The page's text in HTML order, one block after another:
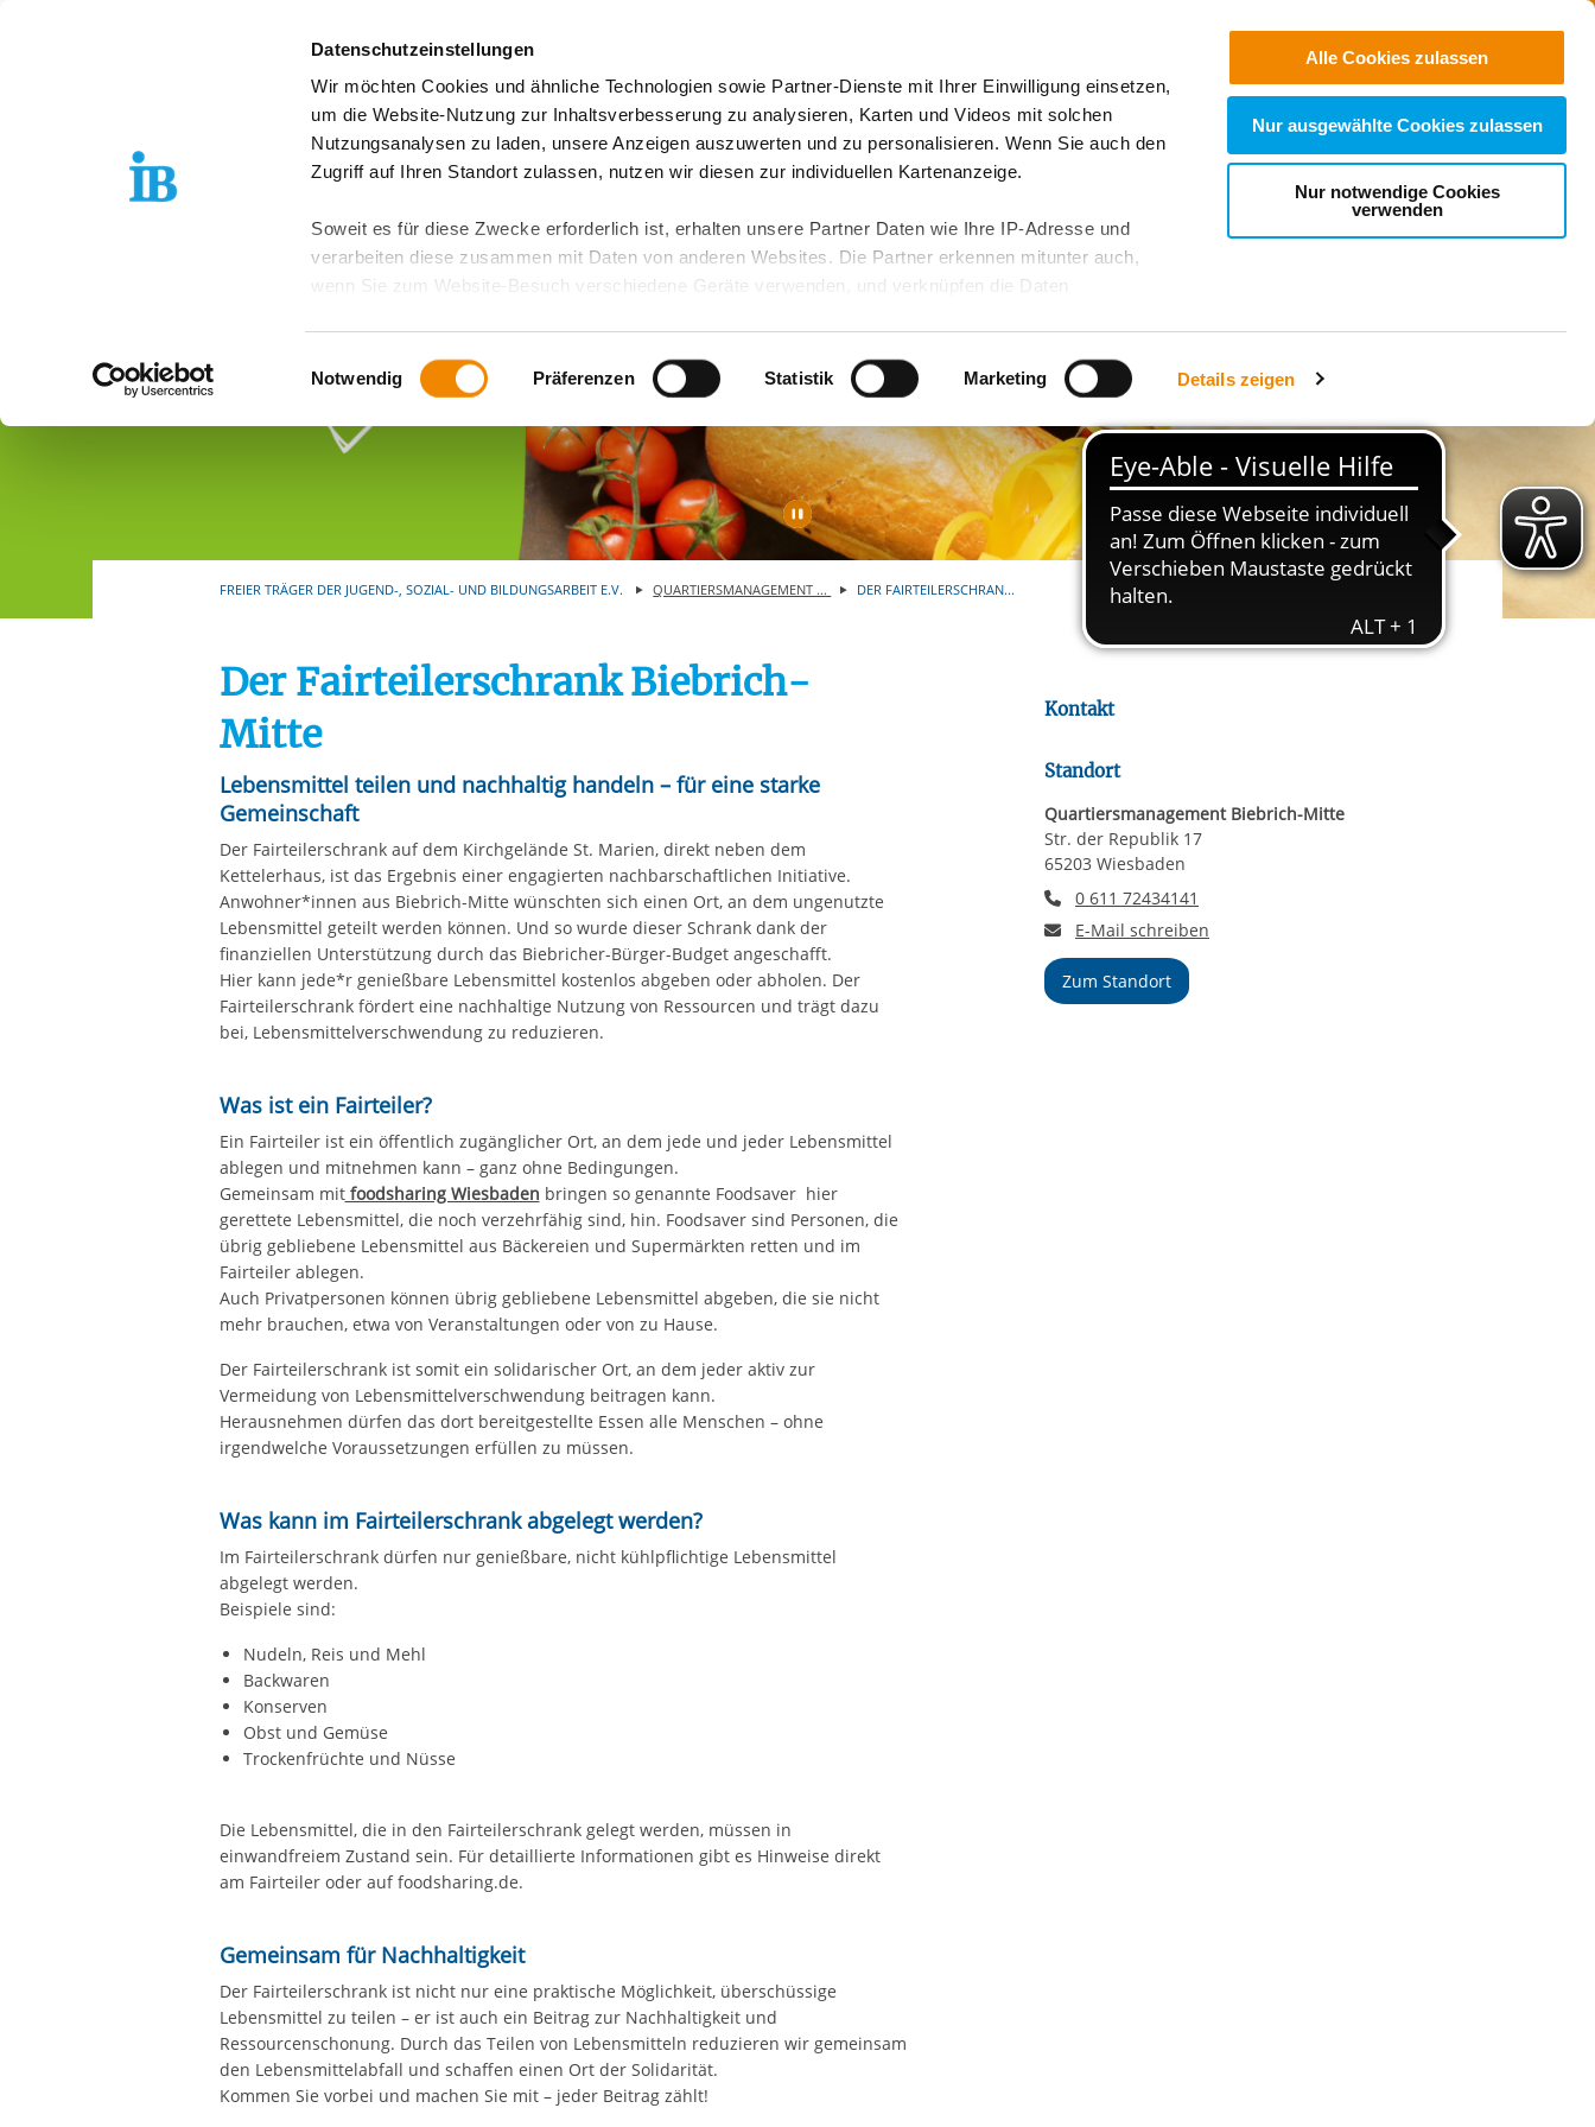
Datenschutzeinstellungen
Wir möchten Cookies und ähnliche Technologien sowie Partner-Dienste mit Ihrer Einwilligung einsetzen,
um die Website-Nutzung zur Inhaltsverbesserung zu analysieren, Karten und Videos mit solchen
Nutzungsanalysen zu laden, unsere Anzeigen auszuwerten und zu personalisieren. Wenn Sie auch den
Zugriff auf Ihren Standort zulassen, nutzen wir diesen zur individuellen Kartenanzeige.
Soweit es für diese Zwecke erforderlich ist, erhalten unsere Partner Daten wie Ihre IP-Adresse und
verarbeiten diese zusammen mit Daten von anderen Websites. Die Partner erkennen mitunter auch,
wenn Sie zum Website-Besuch verschiedene Geräte verwenden, und verknüpfen die Daten
zusätzlichen Risiken für Ihre Daten führen kann.
Weitere Details finden Sie in unserenDatenschutzhinweisenund in unsererCookie-Übersicht. Wenn
Sie möchten, dass alle Website-Funktionen für diese Zwecke aktiviert sind, müssen Sie alle Cookie-
Kategorien auswählen. Sie können mittels nachfolgender Buttons über Ihre Einwilligung für diese
Zwecke entscheiden und Ihre erteilte Einwilligung stets für die Zukunft widerrufen. Bitte beachten Sie:
Ihre etwaige Einwilligung erstreckt sich nicht auf notwendige Cookies, die erforderlich zur Bereitstellung
der von Ihnen aufgerufenen und somit gewünschten Website-Funktionen sind. Diese Cookies setzen wir
aufgrund berechtigter Interessen und daher unabhängig von einer Einwilligung.
Einwilligungsauswahl
Notwendig Präferenzen Statistik Marketing Details zeigen
Alle Cookies zulassen
Nur ausgewählte Cookies zulassen
Nur notwendige Cookies
verwenden
Suchen
Über uns
Standorte & Angebote Presse & Themen Jobs & Karriere Spenden
Jobs
Automatische Wiedergabe starten/stoppen
FREIER TRÄGER DER JUGEND-, SOZIAL- UND BILDUNGSARBEIT E.V. QUARTIERSMANAGEMENT ... DER FAIRTEILERSCHRAN...
Der Fairteilerschrank Biebrich-
Mitte
Lebensmittel teilen und nachhaltig handeln – für eine starke
Gemeinschaft
Der Fairteilerschrank auf dem Kirchgelände St. Marien, direkt neben dem
Kettelerhaus, ist das Ergebnis einer engagierten nachbarschaftlichen Initiative.
Anwohner*innen aus Biebrich-Mitte wünschten sich einen Ort, an dem ungenutzte
Lebensmittel geteilt werden können. Und so wurde dieser Schrank dank der
finanziellen Unterstützung durch das Biebricher-Bürger-Budget angeschafft.
Hier kann jede*r genießbare Lebensmittel kostenlos abgeben oder abholen. Der
Fairteilerschrank fördert eine nachhaltige Nutzung von Ressourcen und trägt dazu
bei, Lebensmittelverschwendung zu reduzieren.
Was ist ein Fairteiler?
Ein Fairteiler ist ein öffentlich zugänglicher Ort, an dem jede und jeder Lebensmittel
ablegen und mitnehmen kann – ganz ohne Bedingungen.
Gemeinsam mitfoodsharing Wiesbaden bringen so genannte Foodsaver hier
gerettete Lebensmittel, die noch verzehrfähig sind, hin. Foodsaver sind Personen, die
übrig gebliebene Lebensmittel aus Bäckereien und Supermärkten retten und im
Fairteiler ablegen.
Auch Privatpersonen können übrig gebliebene Lebensmittel abgeben, die sie nicht
mehr brauchen, etwa von Veranstaltungen oder von zu Hause.
Der Fairteilerschrank ist somit ein solidarischer Ort, an dem jeder aktiv zur
Vermeidung von Lebensmittelverschwendung beitragen kann.
Herausnehmen dürfen das dort bereitgestellte Essen alle Menschen – ohne
irgendwelche Voraussetzungen erfüllen zu müssen.
Was kann im Fairteilerschrank abgelegt werden?
Im Fairteilerschrank dürfen nur genießbare, nicht kühlpflichtige Lebensmittel
abgelegt werden.
Beispiele sind:
Nudeln, Reis und Mehl
Backwaren
Konserven
Obst und Gemüse
Trockenfrüchte und Nüsse
Die Lebensmittel, die in den Fairteilerschrank gelegt werden, müssen in
einwandfreiem Zustand sein. Für detaillierte Informationen gibt es Hinweise direkt
am Fairteiler oder auf foodsharing.de.
Gemeinsam für Nachhaltigkeit
Der Fairteilerschrank ist nicht nur eine praktische Möglichkeit, überschüssige
Lebensmittel zu teilen – er ist auch ein Beitrag zur Nachhaltigkeit und
Ressourcenschonung. Durch das Teilen von Lebensmitteln reduzieren wir gemeinsam
den Lebensmittelabfall und schaffen einen Ort der Solidarität.
Kommen Sie vorbei und machen Sie mit – jeder Beitrag zählt!
Kontakt
Standort
Quartiersmanagement Biebrich-Mitte
Str. der Republik 17
65203 Wiesbaden
Telefonnummer
0 611 72434141
E-Mail an Quartiersmanagement Biebrich-Mitte
E-Mail schreiben
Zum Standort